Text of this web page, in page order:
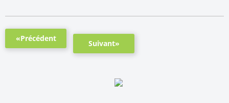
«Précédent
Suivant»